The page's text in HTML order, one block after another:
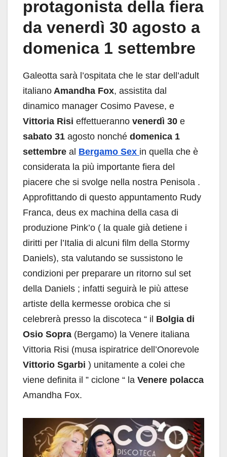
protagonista della fiera
da venerdì 30 agosto a
domenica 1 settembre
Galeotta sarà l’ospitata che le star dell’adult
italiano Amandha Fox, assistita dal
dinamico manager Cosimo Pavese, e
Vittoria Risi effettueranno venerdì 30 e
sabato 31 agosto nonché domenica 1
settembre al Bergamo Sex in quella che è
considerata la più importante fiera del
piacere che si svolge nella nostra Penisola .
Approfittando di questo appuntamento Rudy
Franca, deus ex machina della casa di
produzione Pink’o ( la quale già detiene i
diritti per l’Italia di alcuni film della Stormy
Daniels), sta valutando se sussistono le
condizioni per preparare un ritorno sul set
della Daniels ; infatti seguirà le più attese
artiste della kermesse orobica che si
celebrerà presso la discoteca “ il Bolgia di
Osio Sopra (Bergamo) la Venere italiana
Vittoria Risi (musa ispiratrice dell’Onorevole
Vittorio Sgarbi ) unitamente a colei che
viene definita il ” ciclone “ la Venere polacca
Amandha Fox.